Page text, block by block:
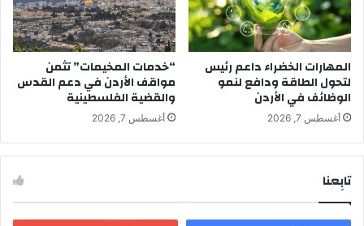
المهارات الخضراء داعم رئيس
لتحول الطاقة ودافع لنمو
الوظائف في الأردن
أغسطس 7, 2026
“خدمات المخيمات” تثمن
مواقف الأردن في دعم القدس
والقضية الفلسطينية
أغسطس 7, 2026
تابِعنا